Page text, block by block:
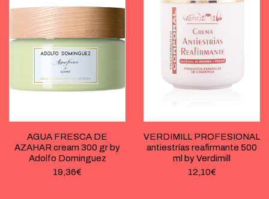
AGUA FRESCA DE
AZAHAR cream 300 gr by
Adolfo Dominguez
19,36€
VERDIMILL PROFESIONAL
antiestrías reafirmante 500
ml by Verdimill
12,10€